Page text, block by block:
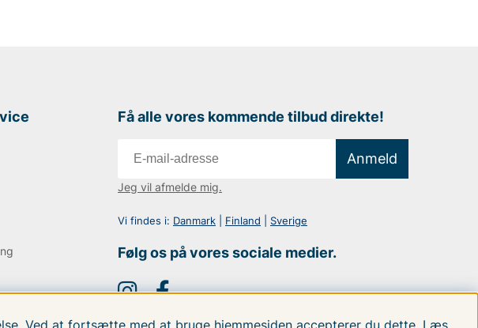
Få alle vores kommende tilbud direkte!
Anmeld
Jeg vil afmelde mig.
Vi findes i: Danmark| Finland Sverige
Følg os på vores sociale medier.
Ved at fortsætte med at bruge hjemmesiden accepterer du dette. Læs